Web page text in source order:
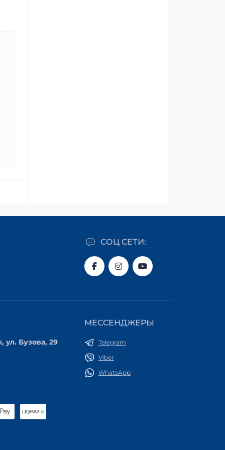
СОЦ СЕТИ:
ул. Бузова, 29
МЕССЕНДЖЕРЫ
Telegram
Viber
WhatsApp